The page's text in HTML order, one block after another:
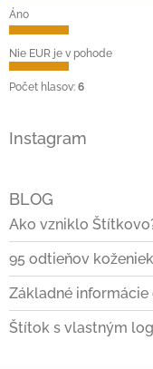
eÁno
Nie EUR je v pohode
Počet hlasov: 6
Instagram
BLOG
Ako vzniklo
95 odtieňov
Základné
Štítok s vlastným